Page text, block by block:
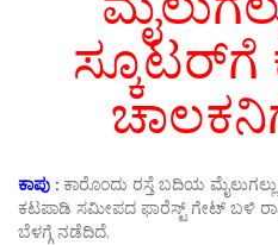
ಸ್ಕೂಟರ್‌ಗೆ
ಕಾಪು : ಕಾರೊಂದು ರಸ್ತೆ ಬದಿಯ
ಕಟಪಾಡಿ ಸಮೀಪದ ಫಾರೆಸ್ಟ್ ಗೇಟ್ ಬಳಿ
ಬೆಳಗ್ಗೆ ನಡೆದಿದೆ.